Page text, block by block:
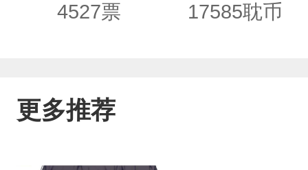
嘤”的叫声。就……怪可爱的。神奇的
作。再一次把逃跑的小怪物抓回来，闻
4527票 17585耽币
更多推荐